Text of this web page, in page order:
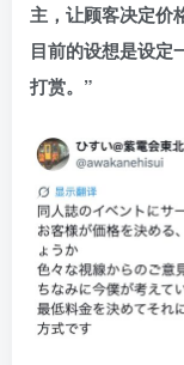
主，让顾客决定价
目前的设想是设定
打赏。”